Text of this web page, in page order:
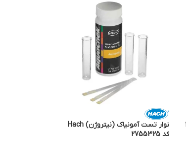
نوار تست آمونیاک (نیتروژن) Hach
کد 2755325